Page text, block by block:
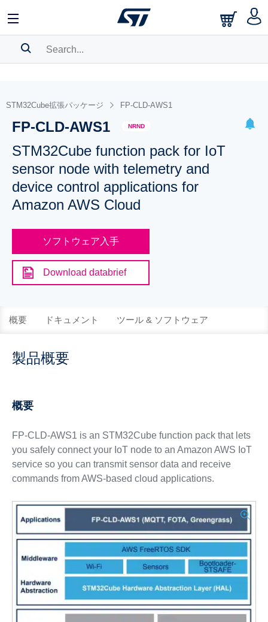
BOOKMARK
Pleaselog in to show your saved searches.
STM32Cube拡張パッケージ FP-CLD-AWS1
FP-CLD-AWS1 NRND
STM32Cube function pack for IoT
sensor node with telemetry and
device control applications for
Amazon AWS Cloud
ソフトウェア入手
Download databrief
概要 ドキュメント ツール & ソフトウェア
製品概要
概要
FP-CLD-AWS1 is an STM32Cube function pack that lets
you safely connect your IoT node to an Amazon AWS IoT
service so you can transmit sensor data and receive
commands from AWS-based cloud applications.